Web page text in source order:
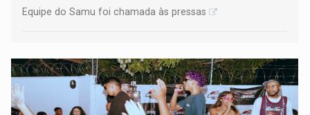
Equipe do Samu foi chamada às pressas